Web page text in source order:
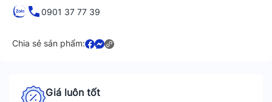
0901 37 77 39
Chia sẻ sản phẩm:
Giá luôn tốt